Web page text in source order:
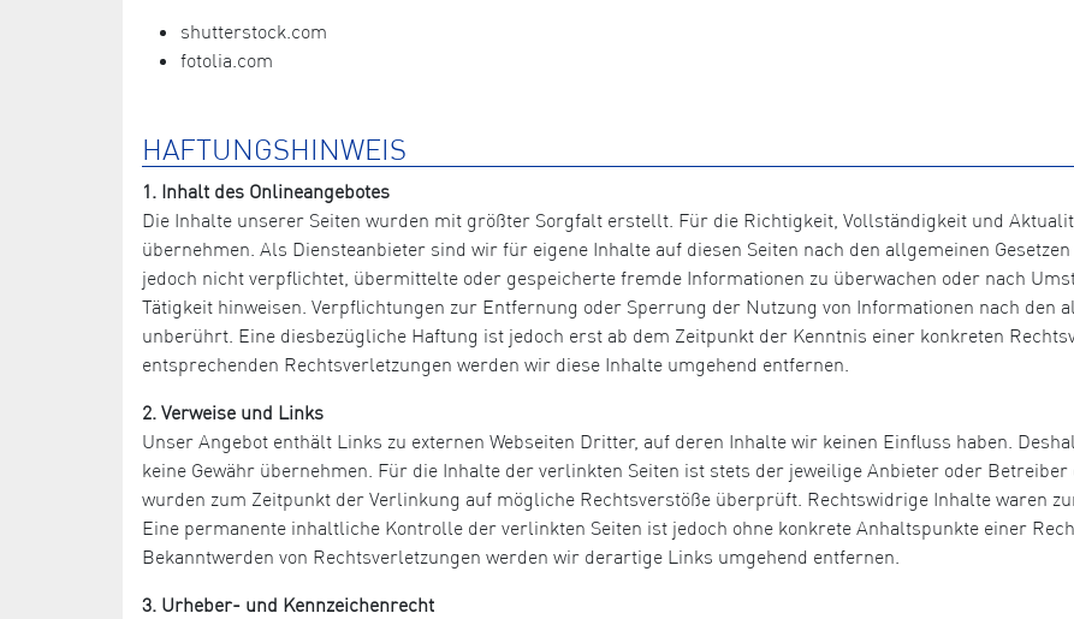
shutterstock.com
fotolia.com
HAFTUNGSHINWEIS
1. Inhalt des Onlineangebotes
Die Inhalte unserer Seiten wurden mit größter Sorgfalt erstellt. Für die Richtigkeit, Vollständigkeit und
übernehmen. Als Diensteanbieter sind wir für eigene Inhalte auf diesen Seiten nach den allgemeinen
jedoch nicht verpflichtet, übermittelte oder gespeicherte fremde Informationen zu überwachen oder nach
Tätigkeit hinweisen. Verpflichtungen zur Entfernung oder Sperrung der Nutzung von Informationen nach den
unberührt. Eine diesbezügliche Haftung ist jedoch erst ab dem Zeitpunkt der Kenntnis einer konkreten
entsprechenden Rechtsverletzungen werden wir diese Inhalte umgehend entfernen.
2. Verweise und Links
Unser Angebot enthält Links zu externen Webseiten Dritter, auf deren Inhalte wir keinen Einfluss haben.
keine Gewähr übernehmen. Für die Inhalte der verlinkten Seiten ist stets der jeweilige Anbieter oder
wurden zum Zeitpunkt der Verlinkung auf mögliche Rechtsverstöße überprüft. Rechtswidrige Inhalte waren
Eine permanente inhaltliche Kontrolle der verlinkten Seiten ist jedoch ohne konkrete Anhaltspunkte einer
Bekanntwerden von Rechtsverletzungen werden wir derartige Links umgehend entfernen.
3. Urheber- und Kennzeichenrecht